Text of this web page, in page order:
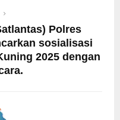
Polres
sosialisasi
2025 dengan